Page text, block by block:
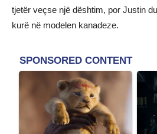
tjetër veçse një dështim, por Justin
kurë në modelen kanadeze.